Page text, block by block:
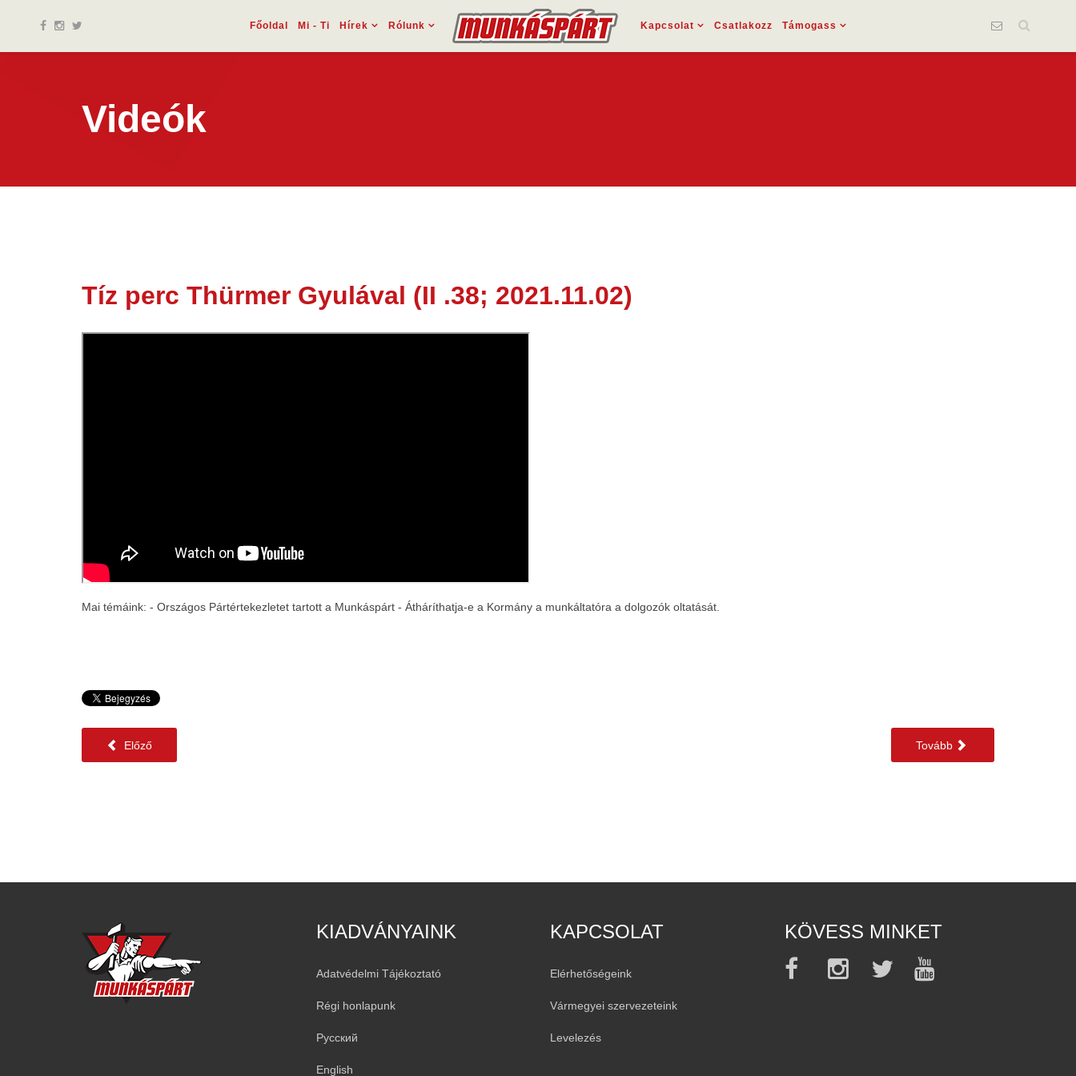
Főoldal Mi - Ti Hírek Rólunk Kapcsolat Csatlakozz Támogass
Videók
03 nov.
2021
Tíz perc Thürmer Gyulával (II .38; 2021.11.02)
Mai témáink: - Országos Pártértekezletet tartott a Munkáspárt - Átháríthatja-e a Kormány a munkáltatóra a dolgozók oltatását.
Előző Tovább
KIADVÁNYAINK
Adatvédelmi Tájékoztató
Régi honlapunk
Русский
English
KAPCSOLAT
Elérhetőségeink
Vármegyei szervezeteink
Levelezés
KÖVESS MINKET